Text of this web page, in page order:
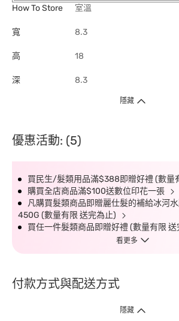
How To Store
室溫
寬 8.3
高 18
深 8.3
隱藏
優惠活動: (5)
買民生/髮類用品滿$388即贈好禮 (數量
購買全店商品滿$100送數位印花一張
凡購買髮類商品即贈麗仕髮的補給冰河
450G (數量有限 送完為止)
買任一件髮類商品即贈好禮 (數量有限 送
看更多
付款方式與配送方式
隱藏